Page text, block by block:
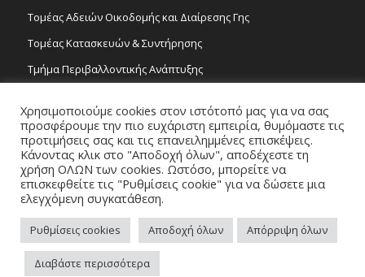
Τομέας Αδειών Οικοδομής και Διαίρεσης Γης
Τομέας Κατασκευών & Συντήρησης
Τμήμα Περιβαλλοντικής Ανάπτυξης
Τομέας Γραμμάτων και Τεχνών
Τροχονομία
Copyright 2026 © Δήμος Στροβόλου, All Rights Reserved. / Powered by
NETinfo Plc
Χρησιμοποιούμε cookies στον ιστότοπό μας για να σας
προσφέρουμε την πιο ευχάριστη εμπειρία, θυμόμαστε τις
προτιμήσεις σας και τις επανειλημμένες επισκέψεις.
Κάνοντας κλικ στο "Αποδοχή όλων", αποδέχεστε τη
χρήση ΟΛΩΝ των cookies. Ωστόσο, μπορείτε να
επισκεφθείτε τις "Ρυθμίσεις cookie" για να δώσετε μια
ελεγχόμενη συγκατάθεση.
Ρυθμίσεις cookies Αποδοχή όλων Απόρριψη όλων
Διαβάστε περισσότερα